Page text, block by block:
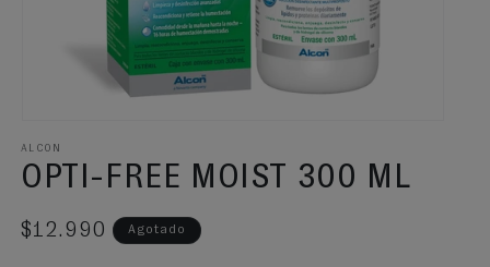
ALCON
OPTI-FREE MOIST 300 ML
Precio habitual
$12.990 Agotado